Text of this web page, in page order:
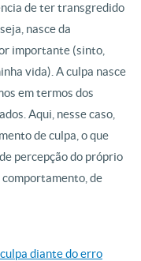
de ter transgredido
nasce da
importante (sinto,
vida). A culpa nasce
em termos dos
Aqui, nesse caso,
de culpa, o que
percepção do próprio
comportamento, de
diante do erro